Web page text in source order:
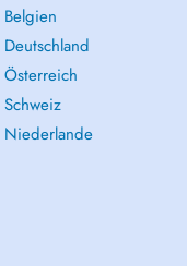
Belgien
Deutschland
Österreich
Schweiz
Niederlande